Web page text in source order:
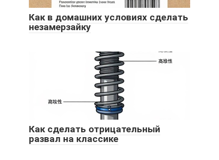
Как в домашних условиях сделать
незамерзайку
Как сделать отрицательный
развал на классике